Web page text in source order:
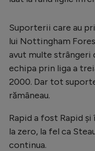
Suporterii care au
lui Nottingham
avut multe strângeri
echipa prin liga a
2000. Dar tot
rămâneau.
Rapid a fost Rapid și
la zero, la fel ca
continua.